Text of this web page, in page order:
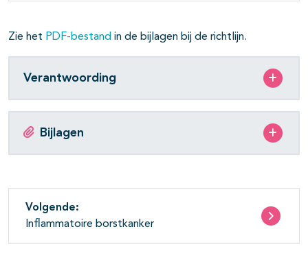
open- en dichtklappen
open- en dichtklappen
open- en dichtklappen
Zie het PDF-bestand in de bijlagen bij de richtlijn.
Verantwoording
Bijlagen
Volgende:
Inflammatoire borstkanker